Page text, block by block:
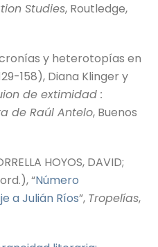
Studies, Routledge,
y heterotopías en
158), Diana Klinger y
de extimidad :
de Raúl Antelo, Buenos
HOYOS, DAVID;
“Número
a Julián Ríos”, Tropelías,